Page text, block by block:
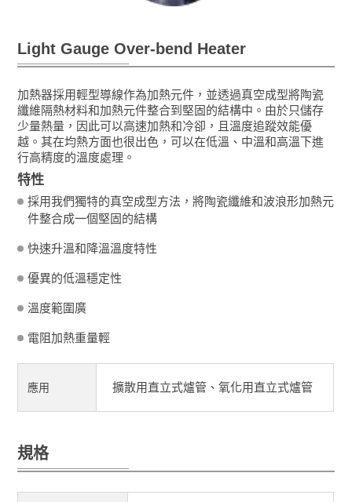
Light Gauge Over-bend Heater
加熱器採用輕型導線作為加熱元件，並透過真空成型將陶瓷
纖維隔熱材料和加熱元件整合到堅固的結構中。由於只儲存
少量熱量，因此可以高速加熱和冷卻，且溫度追蹤效能優
越。其在均熱方面也很出色，可以在低溫、中溫和高溫下進
行高精度的溫度處理。
特性
採用我們獨特的真空成型方法，將陶瓷纖維和波浪形加熱元
件整合成一個堅固的結構
快速升溫和降溫溫度特性
優異的低溫穩定性
溫度範圍廣
電阻加熱重量輕
應用 擴散用直立式爐管、氧化用直立式爐管
規格